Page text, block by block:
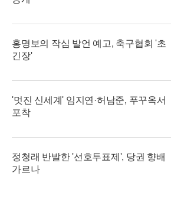
홍명보의 작심 발언 예고, 축구협회 '초
긴장'
'멋진 신세계' 임지연·허남준, 푸꾸옥서
포착
정청래 반발한 '선호투표제', 당권 향배
가르나